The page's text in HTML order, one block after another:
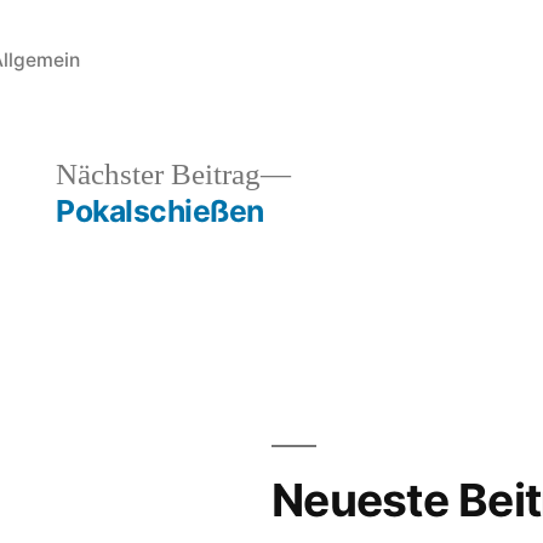
Nächster Beitrag
Nächster
Pokalschießen
Neueste